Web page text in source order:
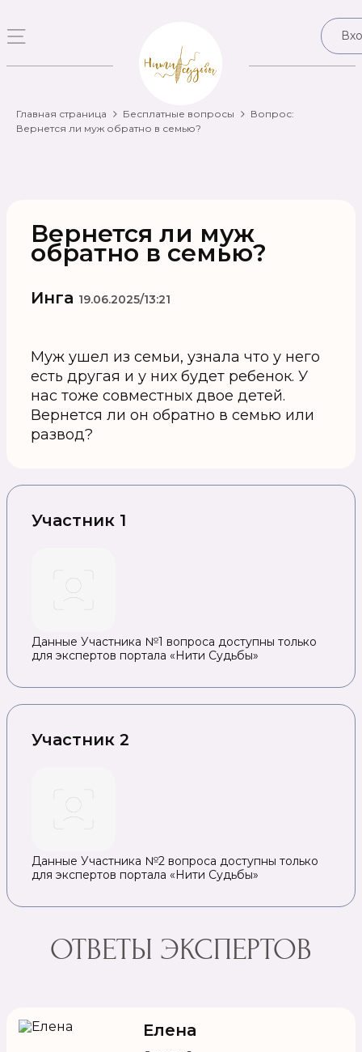
Главная страница Бесплатные вопросы
Вопрос:
Вернется ли муж обратно в семью?
Вернется ли муж
обратно в семью?
Инга 19.06.2025/13:21
Муж ушел из семьи, узнала что у него
есть другая и у них будет ребенок. У
нас тоже совместных двое детей.
Вернется ли он обратно в семью или
развод?
Участник 1
Данные Участника №1 вопроса доступны только
для экспертов портала «Нити Судьбы»
Участник 2
Данные Участника №2 вопроса доступны только
для экспертов портала «Нити Судьбы»
ОТВЕТЫ ЭКСПЕРТОВ
Елена